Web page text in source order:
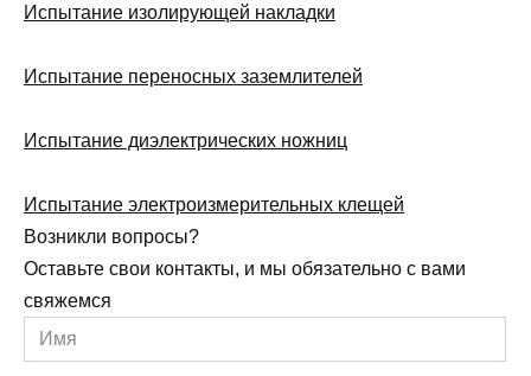
Испытание изолирующей накладки
Испытание переносных заземлителей
Испытание диэлектрических ножниц
Испытание электроизмерительных клещей
Возникли вопросы?
Оставьте свои контакты, и мы обязательно с вами
свяжемся